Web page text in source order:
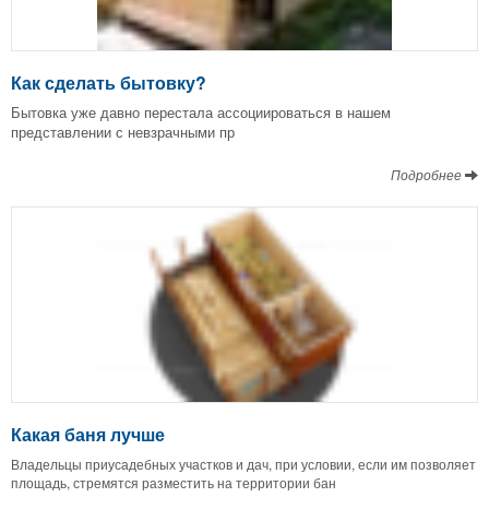
Как сделать бытовку?
Бытовка уже давно перестала ассоциироваться в нашем
представлении с невзрачными пр
Подробнее
Какая баня лучше
Владельцы приусадебных участков и дач, при условии, если им позволяет
площадь, стремятся разместить на территории бан